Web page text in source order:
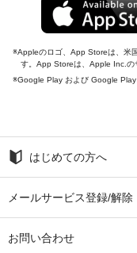
Appleのロゴ、App Storeは、米
す。App Storeは、Apple Inc.の
Google Play および Google Play
はじめての方へ
メールサービス登録/解除
お問い合わせ